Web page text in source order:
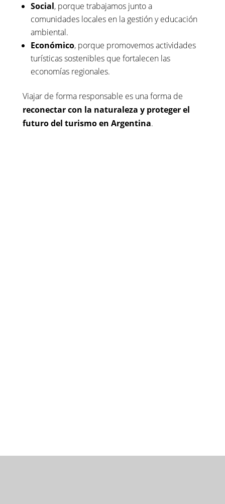
Social, porque trabajamos junto a
comunidades locales en la gestión y educación
ambiental.
Económico, porque promovemos actividades
turísticas sostenibles que fortalecen las
economías regionales.
Viajar de forma responsable es una forma de
reconectar con la naturaleza y proteger el
futuro del turismo en Argentina.